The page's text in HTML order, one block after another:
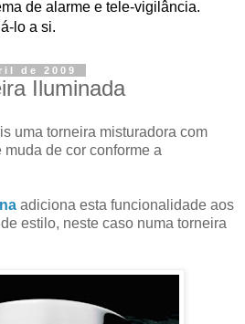
de alarme e tele-vigilância.
lo a si.
de 2009
Iluminada
uma torneira misturadora com
de cor conforme a
adiciona esta funcionalidade aos
estilo, neste caso numa torneira